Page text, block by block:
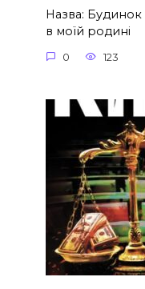
Назва:
в моїй родині
0 123